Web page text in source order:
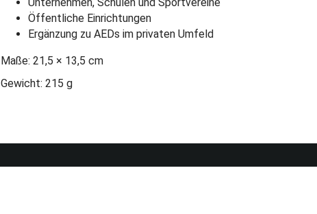
Öffentliche Einrichtungen
Ergänzung zu AEDs im privaten Umfeld
Maße: 21,5 × 13,5 cm
Gewicht: 215 g